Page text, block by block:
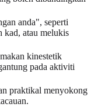
anda", seperti
kad, atau melukis
kinestetik
pada aktiviti
praktikal menyokong